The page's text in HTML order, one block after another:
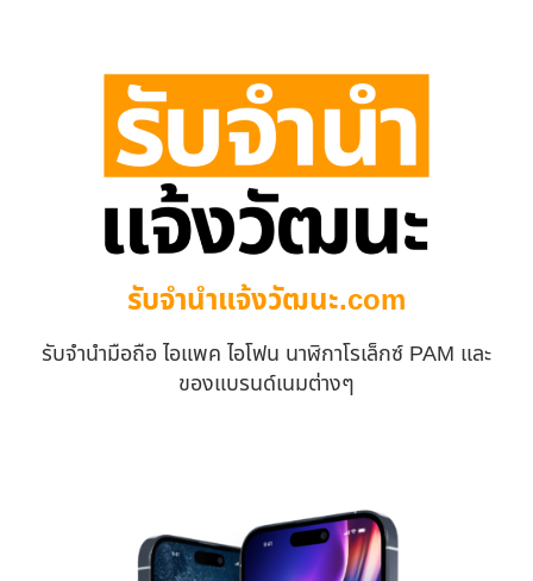
รับจํานําแจ้งวัฒนะ.com
รับจำนำมือถือ ไอแพค ไอโฟน นาฬิกาโรเล็กซ์ PAM และ
ของแบรนด์เนมต่างๆ